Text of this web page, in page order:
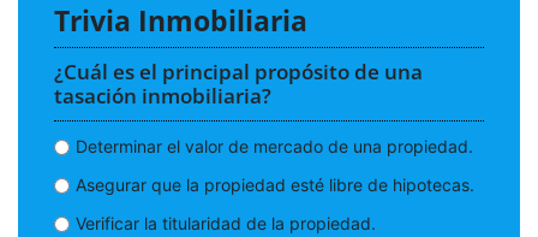
Trivia Inmobiliaria
¿Cuál es el principal propósito de una
tasación inmobiliaria?
Determinar el valor de mercado de una propiedad.
Asegurar que la propiedad esté libre de hipotecas.
Verificar la titularidad de la propiedad.